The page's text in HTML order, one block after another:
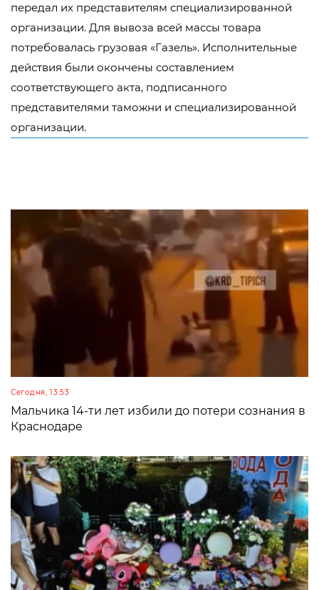
передал их представителям специализированной
организации. Для вывоза всей массы товара
потребовалась грузовая «Газель». Исполнительные
действия были окончены составлением
соответствующего акта, подписанного
представителями таможни и специализированной
организации.
Сегодня, 13:53
Мальчика 14-ти лет избили до потери сознания в
Краснодаре